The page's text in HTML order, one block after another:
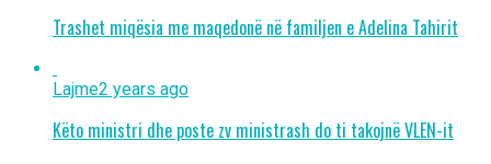
Trashet miqësia me maqedonë në familjen e Adelina Tahirit
Lajme2 years ago
Këto ministri dhe poste zv ministrash do ti takojnë VLEN-it